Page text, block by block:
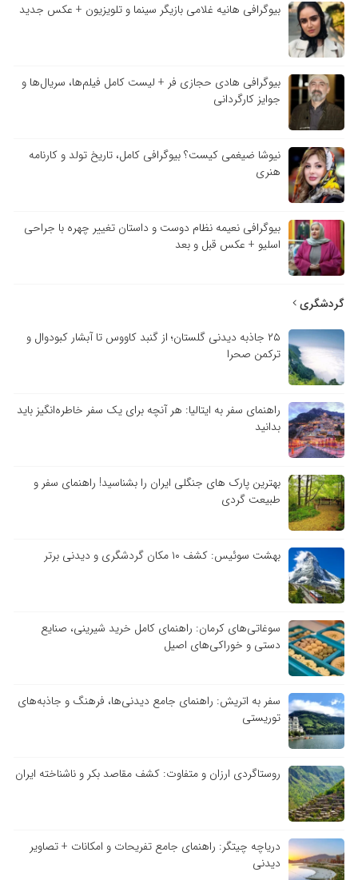
بیوگرافی هانیه غلامی بازیگر سینما و تلویزیون + عکس جدید
بیوگرافی هادی حجازی فر + لیست کامل فیلم‌ها، سریال‌ها و
جوایز کارگردانی
نیوشا ضیغمی کیست؟ بیوگرافی کامل، تاریخ تولد و کارنامه
هنری
بیوگرافی نعیمه نظام دوست و داستان تغییر چهره با جراحی
اسلیو + عکس قبل و بعد
گردشگری
۲۵ جاذبه دیدنی گلستان؛ از گنبد کاووس تا آبشار کبودوال و
ترکمن صحرا
راهنمای سفر به ایتالیا: هر آنچه برای یک سفر خاطره‌انگیز باید
بدانید
بهترین پارک های جنگلی ایران را بشناسید! راهنمای سفر و
طبیعت گردی
بهشت سوئیس: کشف ۱۰ مکان گردشگری و دیدنی برتر
سوغاتی‌های کرمان: راهنمای کامل خرید شیرینی، صنایع
دستی و خوراکی‌های اصیل
سفر به اتریش: راهنمای جامع دیدنی‌ها، فرهنگ و جاذبه‌های
توریستی
روستاگردی ارزان و متفاوت: کشف مقاصد بکر و ناشناخته ایران
دریاچه چیتگر: راهنمای جامع تفریحات و امکانات + تصاویر
دیدنی